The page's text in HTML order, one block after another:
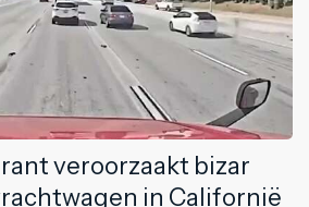
veroorzaakt bizar
in Californië